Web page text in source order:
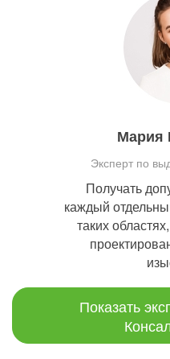
Мария
Эксперт по
Получать
каждый
таких
Показать